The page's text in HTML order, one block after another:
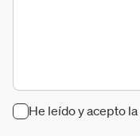
He leído y acepto la